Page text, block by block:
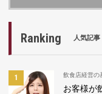
Ranking 人気記事
飲食店経営の
お客様が